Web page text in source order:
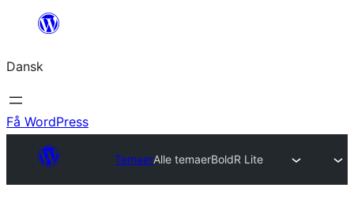
Spring
indhold
Dansk
Få WordPress
TemaerAlle temaerBoldR Lite